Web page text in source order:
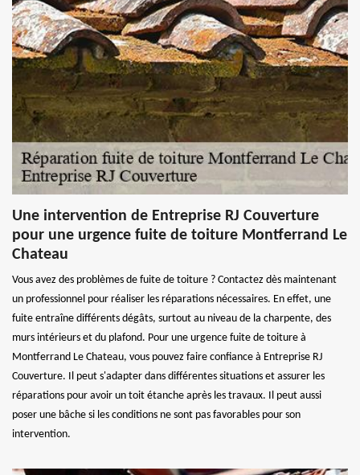
Une intervention de Entreprise RJ Couverture
pour une urgence fuite de toiture Montferrand Le
Chateau
Vous avez des problèmes de fuite de toiture ? Contactez dès maintenant
un professionnel pour réaliser les réparations nécessaires. En effet, une
fuite entraîne différents dégâts, surtout au niveau de la charpente, des
murs intérieurs et du plafond. Pour une urgence fuite de toiture à
Montferrand Le Chateau, vous pouvez faire confiance à Entreprise RJ
Couverture. Il peut s'adapter dans différentes situations et assurer les
réparations pour avoir un toit étanche après les travaux. Il peut aussi
poser une bâche si les conditions ne sont pas favorables pour son
intervention.